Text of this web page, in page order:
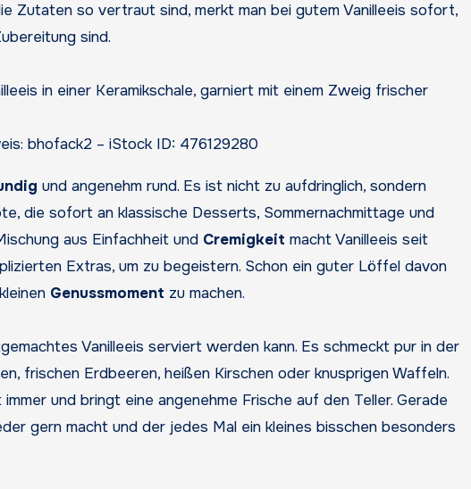
Zutaten so vertraut sind, merkt man bei gutem Vanilleeis sofort,
sind.
bhofack2 – iStock ID: 476129280
und angenehm rund. Es ist nicht zu aufdringlich, sondern
die sofort an klassische Desserts, Sommernachmittage und
aus Einfachheit und Cremigkeit macht Vanilleeis seit
Extras, um zu begeistern. Schon ein guter Löffel davon
Genussmoment zu machen.
Vanilleeis serviert werden kann. Es schmeckt pur in der
frischen Erdbeeren, heißen Kirschen oder knusprigen Waffeln.
und bringt eine angenehme Frische auf den Teller. Gerade
gern macht und der jedes Mal ein kleines bisschen besonders